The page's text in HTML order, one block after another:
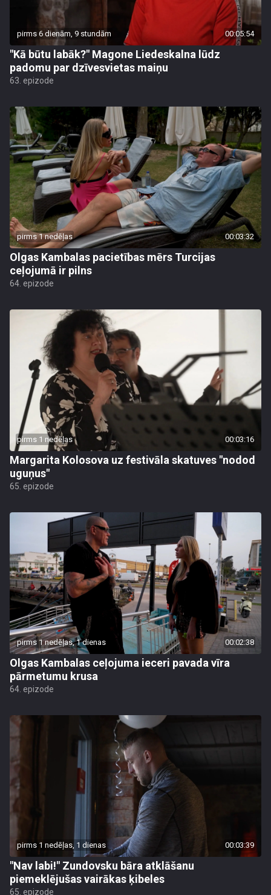
pirms 6 dienām, 9 stundām 00:05:54
"Kā būtu labāk?" Magone Liedeskalna lūdz
padomu par dzīvesvietas maiņu
63. epizode
pirms 1 nedēļas 00:03:32
Olgas Kambalas pacietības mērs Turcijas
ceļojumā ir pilns
64. epizode
pirms 1 nedēļas 00:03:16
Margarita Kolosova uz festivāla skatuves "nodod
uguņus"
65. epizode
pirms 1 nedēļas, 1 dienas 00:02:38
Olgas Kambalas ceļojuma ieceri pavada vīra
pārmetumu krusa
64. epizode
pirms 1 nedēļas, 1 dienas 00:03:39
"Nav labi!" Zundovsku bāra atklāšanu
piemeklējušas vairākas ķibeles
65. epizode